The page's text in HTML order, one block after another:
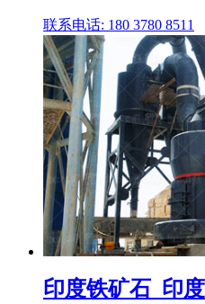
联系电话: 180 3780 8511
印度铁矿石_印